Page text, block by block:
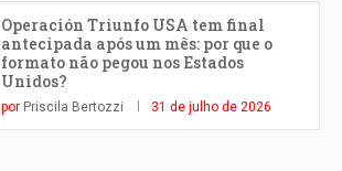
Operación Triunfo USA tem final
antecipada após um mês: por que o
formato não pegou nos Estados
Unidos?
por Priscila Bertozzi 31 de julho de 2026